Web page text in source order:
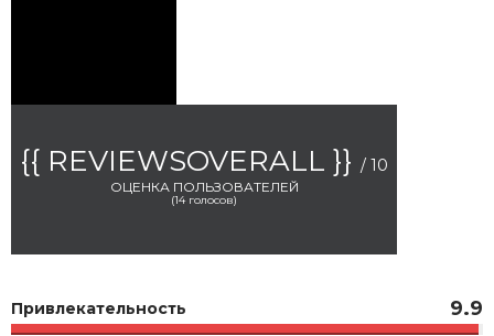
{{ REVIEWSOVERALL }} / 10
ОЦЕНКА ПОЛЬЗОВАТЕЛЕЙ
(14голосов)
Привлекательность 9.9